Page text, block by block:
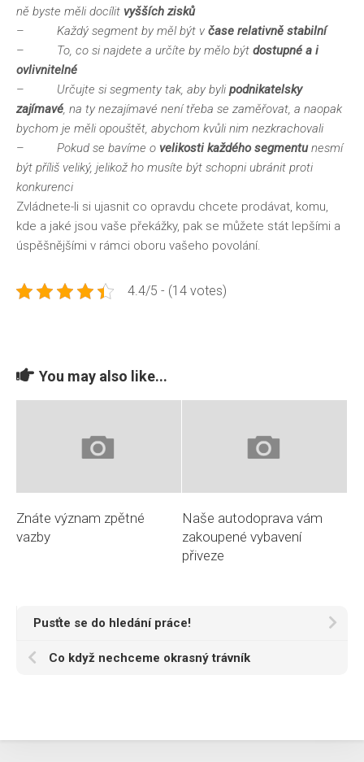
ně byste měli docílit vyšších zisků
– Každý segment by měl být v čase relativně stabilní
– To, co si najdete a určíte by mělo být dostupné a i
ovlivnitelné
– Určujte si segmenty tak, aby byli podnikatelsky
zajímavé , na ty nezajímavé není třeba se zaměřovat, a naopak
bychom je měli opouštět, abychom kvůli nim nezkrachovali
– Pokud se bavíme o velikosti každého segmentunesmí
být příliš veliký, jelikož ho musíte být schopni ubránit proti
konkurenci
Zvládnete-li si ujasnit co opravdu chcete prodávat, komu,
kde a jaké jsou vaše překážky, pak se můžete stát lepšími a
úspěšnějšími v rámci oboru vašeho povolání.
4.4/5 - (14 votes)
You may also like...
Znáte význam zpětné
vazby
Naše autodoprava vám
zakoupené vybavení
přiveze
Pusťte se do hledání práce!
Co když nechceme okrasný trávník